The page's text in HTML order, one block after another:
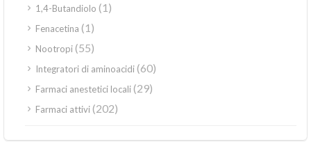
1,4-Butandiolo (1)
Fenacetina (1)
Nootropi(55)
Integratori di aminoacidi(60)
Farmaci anestetici locali(29)
Farmaci attivi(202)